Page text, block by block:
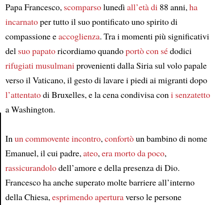
Article
Papa Francesco, scomparsolunedì all’età di 88 anni, ha
incarnatoper tutto il suo pontificato uno spirito di
compassione eaccoglienza. Tra i momenti più significativi
del suo papatoricordiamo quandoportò con sédodici
rifugiati musulmani provenienti dalla Siria sul volo papale
verso il Vaticano, il gesto di lavare i piedi ai migranti dopo
l’attentatodi Bruxelles, e la cena condivisa con i senzatetto
a Washington.
In un commovente incontro, confortòun bambino di nome
Emanuel, il cui padre, ateo, era morto da poco,
rassicurandolodell’amore e della presenza di Dio.
Francesco ha anche superato molte barriere all’interno
della Chiesa, esprimendo aperturaverso le persone